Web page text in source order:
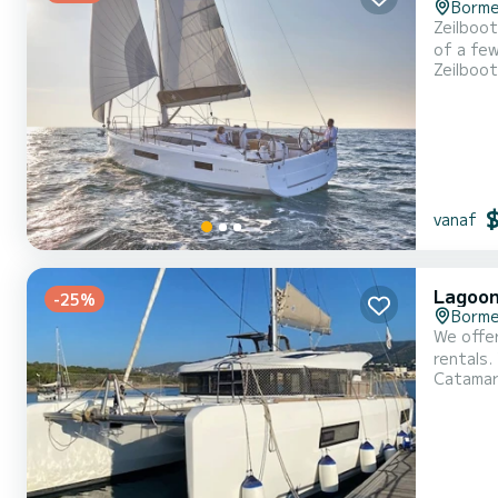
of a few days or even a few
meters,
Zeilboot
vanaf
-25%
We
rentals. This
of 10